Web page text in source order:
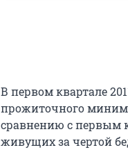
В первом квартале
прожиточного
сравнению с первым
живущих за чертой